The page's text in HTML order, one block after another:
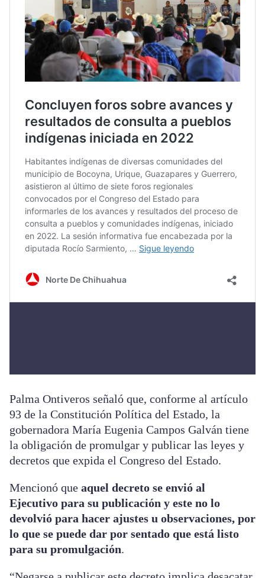
Palma Ontiveros señaló que, conforme al artículo
93 de la Constitución Política del Estado, la
gobernadora María Eugenia Campos Galván tiene
la obligación de promulgar y publicar las leyes y
decretos que expida el Congreso del Estado.
Mencionó que aquel decreto se envió al
Ejecutivo para su publicación y este no lo
devolvió para hacer ajustes u observaciones, por
lo que se puede dar por sentado que está listo
para su promulgación.